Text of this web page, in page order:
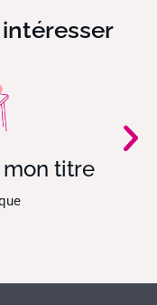
mon titre